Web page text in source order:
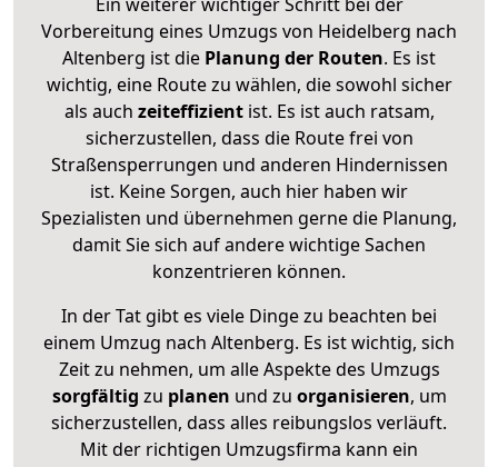
Vorbereitung eines Umzugs von Heidelberg nach
Altenberg ist die Planung der Routen. Es ist
wichtig, eine Route zu wählen, die sowohl sicher
als auch zeiteffizientist. Es ist auch ratsam,
sicherzustellen, dass die Route frei von
Straßensperrungen und anderen Hindernissen
ist. Keine Sorgen, auch hier haben wir
Spezialisten und übernehmen gerne die Planung,
damit Sie sich auf andere wichtige Sachen
konzentrieren können.
In der Tat gibt es viele Dinge zu beachten bei
einem Umzug nach Altenberg. Es ist wichtig, sich
Zeit zu nehmen, um alle Aspekte des Umzugs
sorgfältig zu planen und zu organisieren, um
sicherzustellen, dass alles reibungslos verläuft.
Mit der richtigen Umzugsfirma kann ein